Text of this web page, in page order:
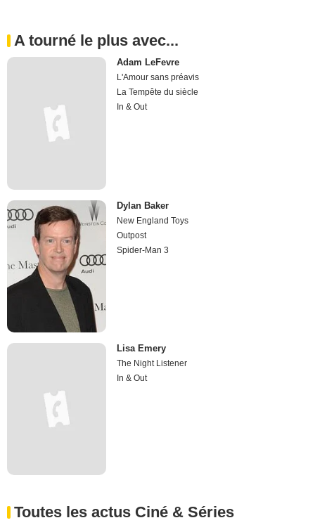
A tourné le plus avec...
Adam LeFevre
L'Amour sans préavis
La Tempête du siècle
In & Out
Dylan Baker
New England Toys
Outpost
Spider-Man 3
Lisa Emery
The Night Listener
In & Out
Toutes les actus Ciné & Séries